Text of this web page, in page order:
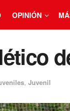
OPINIÓN
, Juvenil